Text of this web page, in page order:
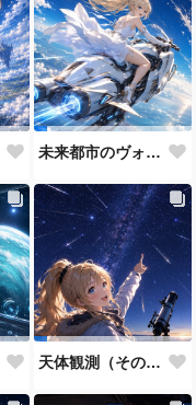
未来都市のヴォルティックライダー
天体観測（その２）